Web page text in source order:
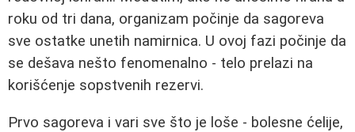
roku od tri dana, organizam počinje da sagoreva
sve ostatke unetih namirnica. U ovoj fazi počinje da
se dešava nešto fenomenalno - telo prelazi na
korišćenje sopstvenih rezervi.
Prvo sagoreva i vari sve što je loše - bolesne ćelije,